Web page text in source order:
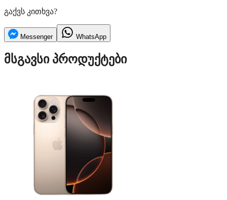
გაქვს კითხვა?
Messenger WhatsApp
მსგავსი პროდუქტები